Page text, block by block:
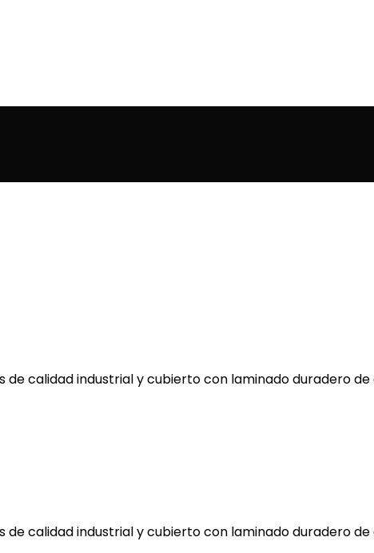
calidad industrial y cubierto con laminado duradero
calidad industrial y cubierto con laminado duradero